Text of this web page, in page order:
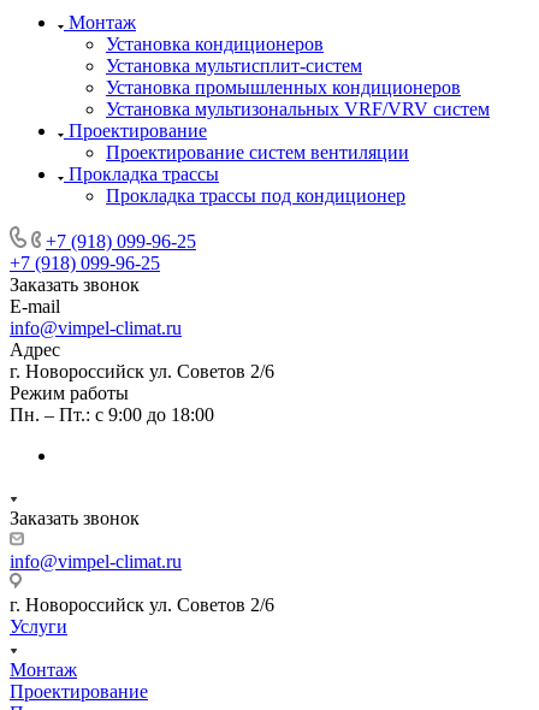
Монтаж
Установка кондиционеров
Установка мультисплит-систем
Установка промышленных кондиционеров
Установка мультизональных VRF/VRV систем
Проектирование
Проектирование систем вентиляции
Прокладка трассы
Прокладка трассы под кондиционер
+7 (918) 099-96-25
+7 (918) 099-96-25
Заказать звонок
E-mail
info@vimpel-climat.ru
Адрес
г. Новороссийск ул. Советов 2/6
Режим работы
Пн. – Пт.: с 9:00 до 18:00
Заказать звонок
info@vimpel-climat.ru
г. Новороссийск ул. Советов 2/6
Услуги
Монтаж
Проектирование